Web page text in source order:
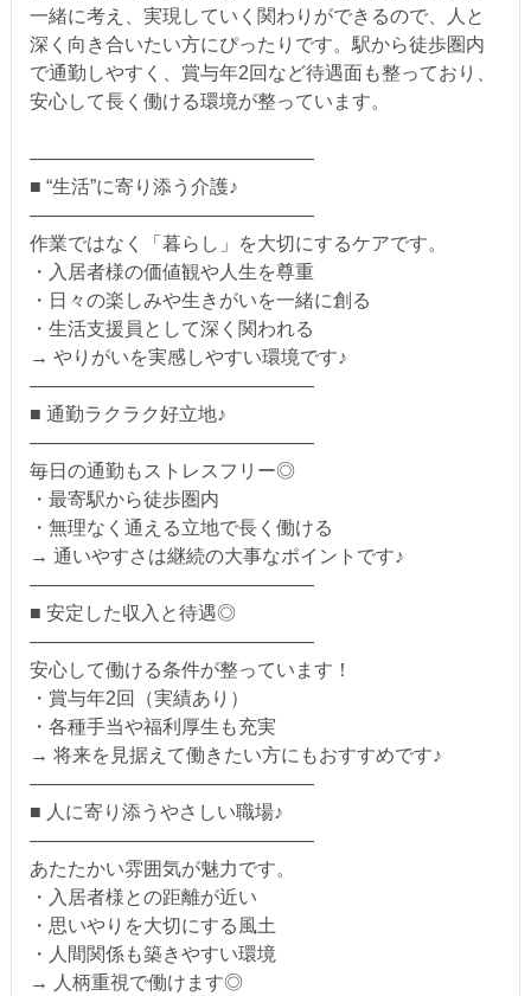
一緒に考え、実現していく関わりができるので、人と
深く向き合いたい方にぴったりです。駅から徒歩圏内
で通勤しやすく、賞与年2回など待遇面も整っており、
安心して長く働ける環境が整っています。
―――――――――――――――
■ “生活”に寄り添う介護♪
―――――――――――――――
作業ではなく「暮らし」を大切にするケアです。
・入居者様の価値観や人生を尊重
・日々の楽しみや生きがいを一緒に創る
・生活支援員として深く関われる
→ やりがいを実感しやすい環境です♪
―――――――――――――――
■ 通勤ラクラク好立地♪
―――――――――――――――
毎日の通勤もストレスフリー◎
・最寄駅から徒歩圏内
・無理なく通える立地で長く働ける
→ 通いやすさは継続の大事なポイントです♪
―――――――――――――――
■ 安定した収入と待遇◎
―――――――――――――――
安心して働ける条件が整っています！
・賞与年2回（実績あり）
・各種手当や福利厚生も充実
→ 将来を見据えて働きたい方にもおすすめです♪
―――――――――――――――
■ 人に寄り添うやさしい職場♪
―――――――――――――――
あたたかい雰囲気が魅力です。
・入居者様との距離が近い
・思いやりを大切にする風土
・人間関係も築きやすい環境
→ 人柄重視で働けます◎